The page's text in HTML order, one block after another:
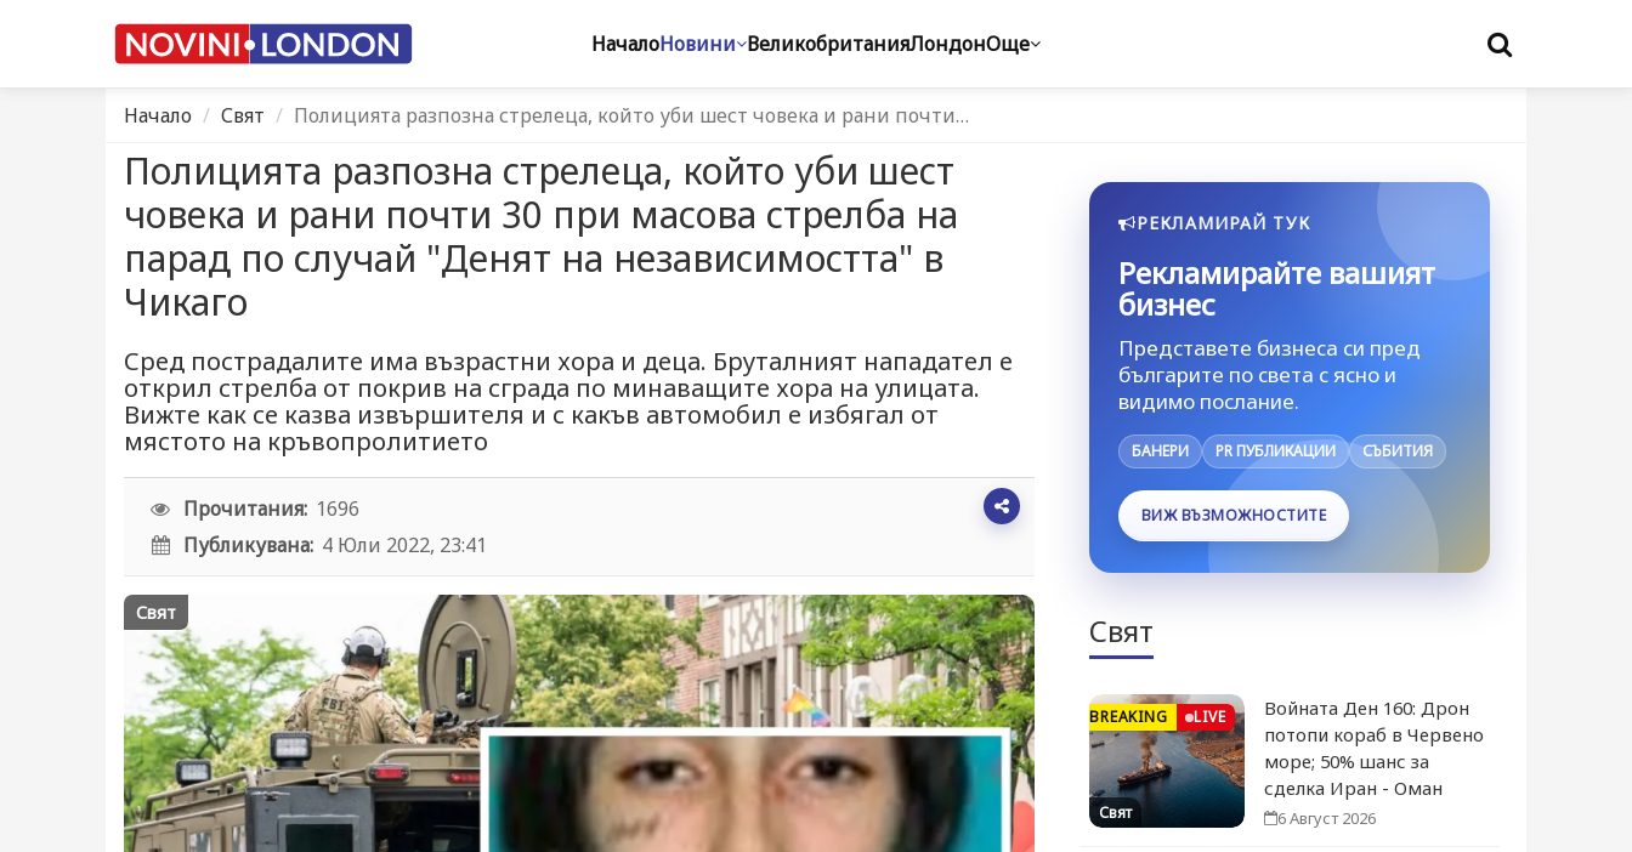
НачалоНовини ВеликобританияЛондонОще
Начало Свят Полицията разпозна стрелеца, който уби шест човека и рани почти…
Полицията разпозна стрелеца, който уби шест
човека и рани почти 30 при масова стрелба на
парад по случай "Денят на независимостта" в
Чикаго
Сред пострадалите има възрастни хора и деца. Бруталният нападател е
открил стрелба от покрив на сграда по минаващите хора на улицата.
Вижте как се казва извършителя и с какъв автомобил е избягал от
мястото на кръвопролитието
Прочитания: 1696
Публикувана: 4 Юли 2022, 23:41
Свят
РЕКЛАМИРАЙ ТУК
Рекламирайте вашият
бизнес
Представете бизнеса си пред
българите по света с ясно и
видимо послание.
БАНЕРИ PR ПУБЛИКАЦИИ СЪБИТИЯ
ВИЖ ВЪЗМОЖНОСТИТЕ
Свят
BREAKING LIVE
Свят
Войната Ден 160: Дрон
потопи кораб в Червено
море; 50% шанс за
сделка Иран - Оман
6 Август 2026